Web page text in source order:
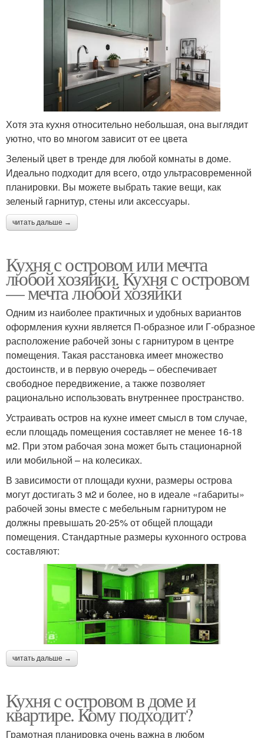
Хотя эта кухня относительно небольшая, она выглядит
уютно, что во многом зависит от ее цвета
Зеленый цвет в тренде для любой комнаты в доме.
Идеально подходит для всего, отдо ультрасовременной
планировки. Вы можете выбрать такие вещи, как
зеленый гарнитур, стены или аксессуары.
читать дальше →
Кухня с островом или мечта
любой хозяйки. Кухня с островом
— мечта любой хозяйки
Одним из наиболее практичных и удобных вариантов
оформления кухни является П-образное или Г-образное
расположение рабочей зоны с гарнитуром в центре
помещения. Такая расстановка имеет множество
достоинств, и в первую очередь – обеспечивает
свободное передвижение, а также позволяет
рационально использовать внутреннее пространство.
Устраивать остров на кухне имеет смысл в том случае,
если площадь помещения составляет не менее 16-18
м2. При этом рабочая зона может быть стационарной
или мобильной – на колесиках.
В зависимости от площади кухни, размеры острова
могут достигать 3 м2 и более, но в идеале «габариты»
рабочей зоны вместе с мебельным гарнитуром не
должны превышать 20-25% от общей площади
помещения. Стандартные размеры кухонного острова
составляют:
читать дальше →
Кухня с островом в доме и
квартире. Кому подходит?
Грамотная планировка очень важна в любом